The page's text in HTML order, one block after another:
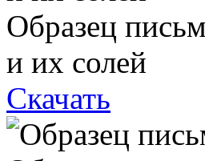
Образец
и их солей
Скачать